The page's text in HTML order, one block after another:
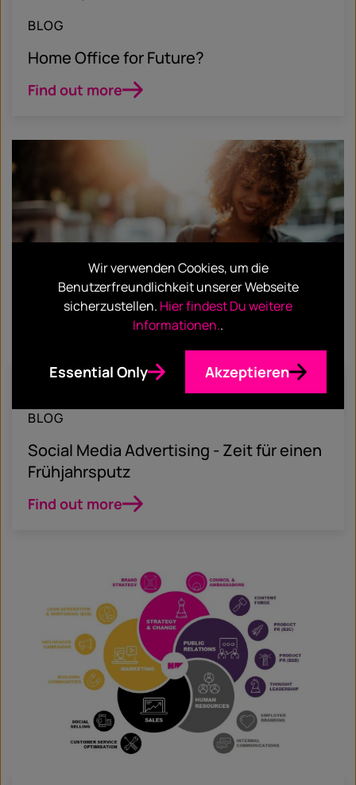
BLOG
Home Office for Future?
Find out more
BLOG
Social Media Advertising - Zeit für einen
Frühjahrsputz
Find out more
Wir verwenden Cookies, um die
Benutzerfreundlichkeit unserer Webseite
sicherzustellen. Hier findest Du weitere
Informationen..
Essential Only Akzeptieren